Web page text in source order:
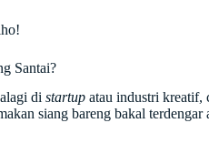
Santai?
di startupatau industri kreatif,
siang bareng bakal